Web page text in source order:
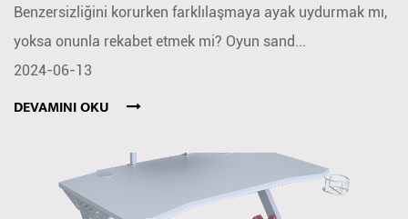
Benzersizliğini korurken farklılaşmaya ayak uydurmak mı,
yoksa onunla rekabet etmek mi? Oyun sand...
2024-06-13
DEVAMINI OKU